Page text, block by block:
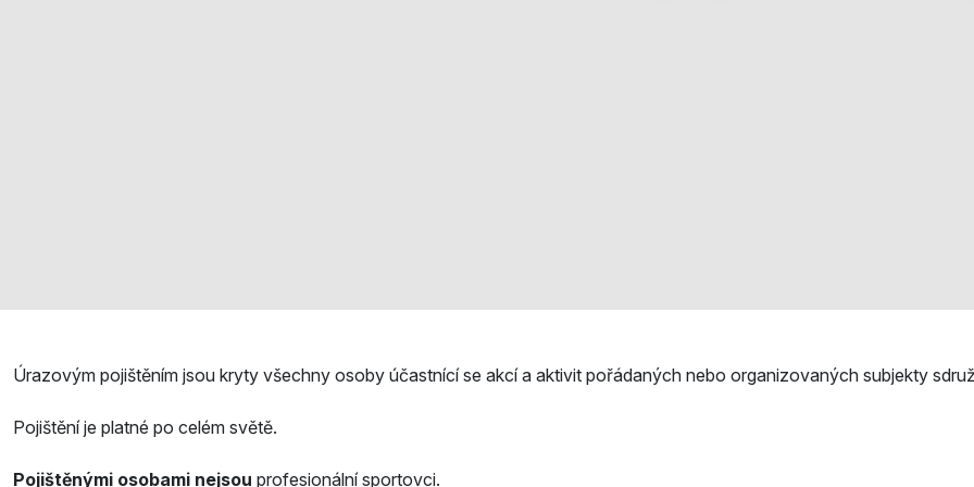
Úrazovým pojištěním jsou kryty všechny osoby účastnící se akcí a aktivit pořádaných nebo organizovaných subjekty
Pojištění je platné po celém světě.
Pojištěnými osobami nejsou profesionální sportovci.